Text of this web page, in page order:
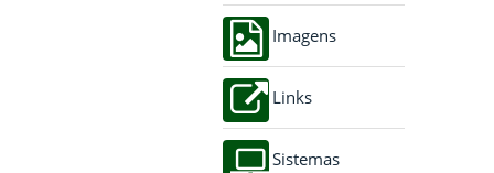
Imagens
Links
Sistemas